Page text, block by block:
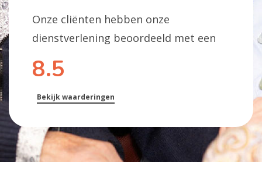
Onze cliënten hebben onze
dienstverlening beoordeeld met een
8.5
Bekijk waarderingen